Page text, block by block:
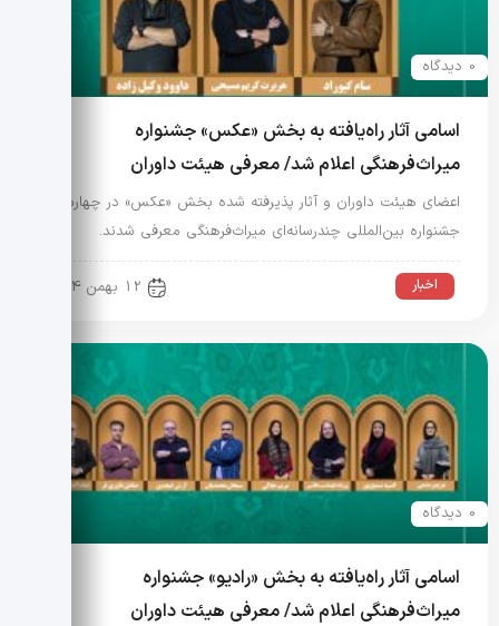
0 دیدگاه
اسامی آثار راه‌یافته به بخش «عکس» جشنواره
میراث‌فرهنگی اعلام شد/ معرفی هیئت داوران
اعضای هیئت داوران و آثار پذیرفته شده بخش «عکس» در چهارمین
جشنواره بین‌المللی چندرسانه‌ای میراث‌فرهنگی معرفی شدند.
اخبار 12 بهمن 1404
0 دیدگاه
اسامی آثار راه‌یافته به بخش «رادیو» جشنواره
میراث‌فرهنگی اعلام شد/ معرفی هیئت داوران